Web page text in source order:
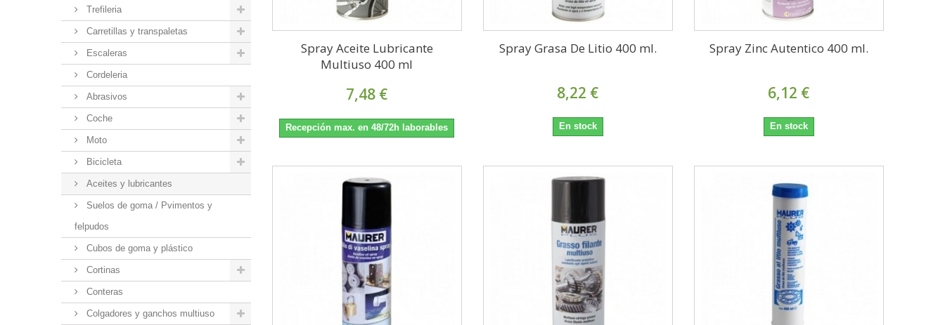
Trefileria
Carretillas y transpaletas
Escaleras
Cordeleria
Abrasivos
Coche
Moto
Bicicleta
Aceites y lubricantes
Suelos de goma / Pvimentos y
felpudos
Cubos de goma y plástico
Cortinas
Conteras
Colgadores y ganchos multiuso
Spray Aceite Lubricante
Multiuso 400 ml
7,48 €
Recepción max. en 48/72h laborables
Spray Grasa De Litio 400 ml.
8,22 €
En stock
Spray Zinc Autentico 400 ml.
6,12 €
En stock